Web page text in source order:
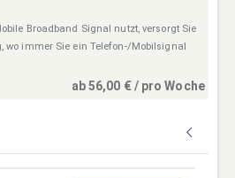
Broadband Signal nutzt, versorgt Sie
wo immer Sie ein Telefon-/Mobilsignal
ab 56,00 € / pro Woche